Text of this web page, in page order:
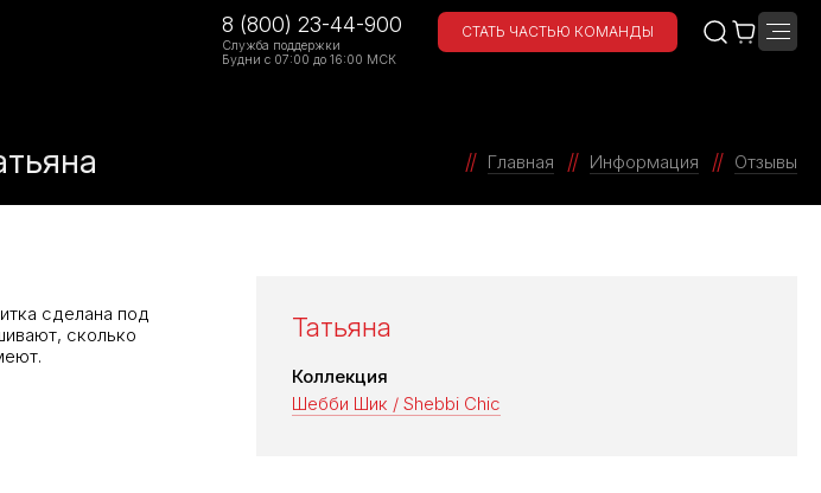
8 (800) 23-44-900
Служба поддержки
Будни с 07:00 до 16:00 МСК
СТАТЬ ЧАСТЬЮ КОМАНДЫ
Главная Информация Отзывы
сделана под
сколько
Татьяна
Коллекция
Шебби Шик / Shebbi Chic